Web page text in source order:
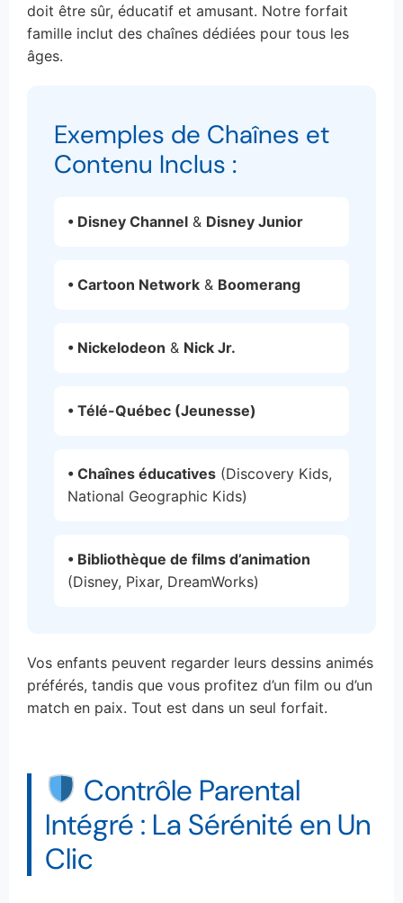
doit être sûr, éducatif et amusant. Notre forfait
famille inclut des chaînes dédiées pour tous les
âges.
Exemples de Chaînes et
Contenu Inclus :
• Disney Channel & Disney Junior
• Cartoon Network & Boomerang
• Nickelodeon & Nick Jr.
• Télé-Québec (Jeunesse)
• Chaînes éducatives (Discovery Kids,
National Geographic Kids)
• Bibliothèque de films d’animation
(Disney, Pixar, DreamWorks)
Vos enfants peuvent regarder leurs dessins animés
préférés, tandis que vous profitez d’un film ou d’un
match en paix. Tout est dans un seul forfait.
Contrôle Parental
Intégré : La Sérénité en Un
Clic